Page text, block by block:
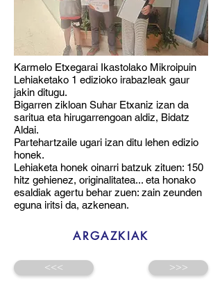
Karmelo Etxegarai Ikastolako Mikroipuin
Lehiaketako 1 edizioko irabazleak gaur
jakin ditugu.
Bigarren zikloan Suhar Etxaniz izan da
saritua eta hirugarrengoan aldiz, Bidatz
Aldai.
Partehartzaile ugari izan ditu lehen edizio
honek.
Lehiaketa honek oinarri batzuk zituen: 150
hitz gehienez, originalitatea... eta honako
esaldiak agertu behar zuen: zain zeunden
eguna iritsi da, azkenean.
ARGAZKIAK
<<< >>>